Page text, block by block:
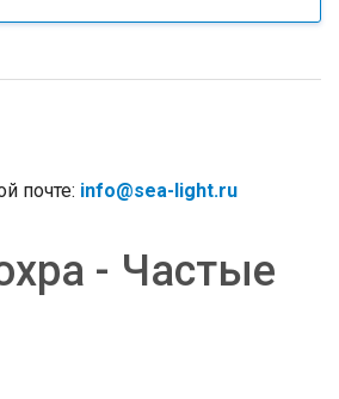
почте: info@sea-light.ru
- Частые